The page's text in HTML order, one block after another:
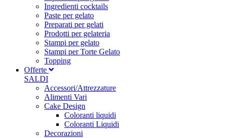
Ingredienti cocktails
Paste per gelato
Preparati per gelati
Prodotti per gelateria
Stampi per gelato
Stampi per Torte Gelato
Topping
Offerte
SALDI
Accessori/Attrezzature
Alimenti Vari
Cake Design
Coloranti liquidi
Coloranti Liquidi
Decorazioni